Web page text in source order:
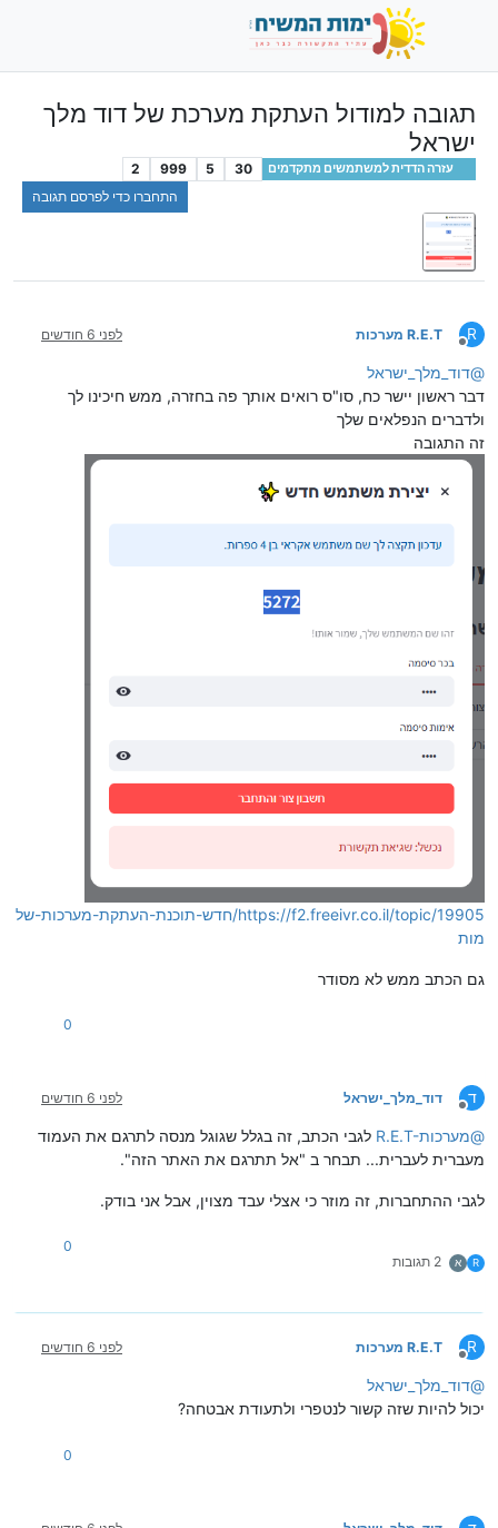
תגובה למודול העתקת מערכת של דוד מלך
ישראל
עזרה הדדית למשתמשים מתקדמים 30
5
999
2
התחברו כדי לפרסם תגובה
R
מנותק
R.E.T מערכות לפני 6 חודשים
@דוד_מלך_ישראל
דבר ראשון יישר כח, סו"ס רואים אותך פה בחזרה, ממש חיכינו לך
ולדברים הנפלאים שלך
זה התגובה
https://f2.freeivr.co.il/topic/19905/חדש-תוכנת-העתקת-מערכות-של
מות
גם הכתב ממש לא מסודר
0
ד
מנותק
דוד_מלך_ישראל לפני 6 חודשים
@R.E.T-מערכות
לגבי הכתב, זה בגלל שגוגל מנסה לתרגם את העמוד
מעברית לעברית... תבחר ב "אל תתרגם את האתר הזה".
לגבי ההתחברות, זה מוזר כי אצלי עבד מצוין, אבל אני בודק.
R א 2 תגובות
0
R
מנותק
R.E.T מערכות לפני 6 חודשים
@דוד_מלך_ישראל
יכול להיות שזה קשור לנטפרי ולתעודת אבטחה?
0